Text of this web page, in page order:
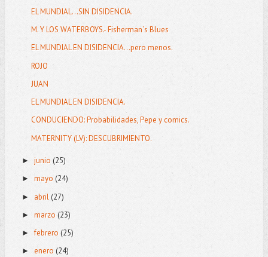
EL MUNDIAL…SIN DISIDENCIA.
M. Y LOS WATERBOYS.- Fisherman´s Blues
EL MUNDIAL EN DISIDENCIA...pero menos.
ROJO
JUAN
EL MUNDIAL EN DISIDENCIA.
CONDUCIENDO: Probabilidades, Pepe y comics.
MATERNITY (LV): DESCUBRIMIENTO.
► junio (25)
► mayo (24)
► abril(27)
► marzo (23)
►febrero (25)
► enero (24)